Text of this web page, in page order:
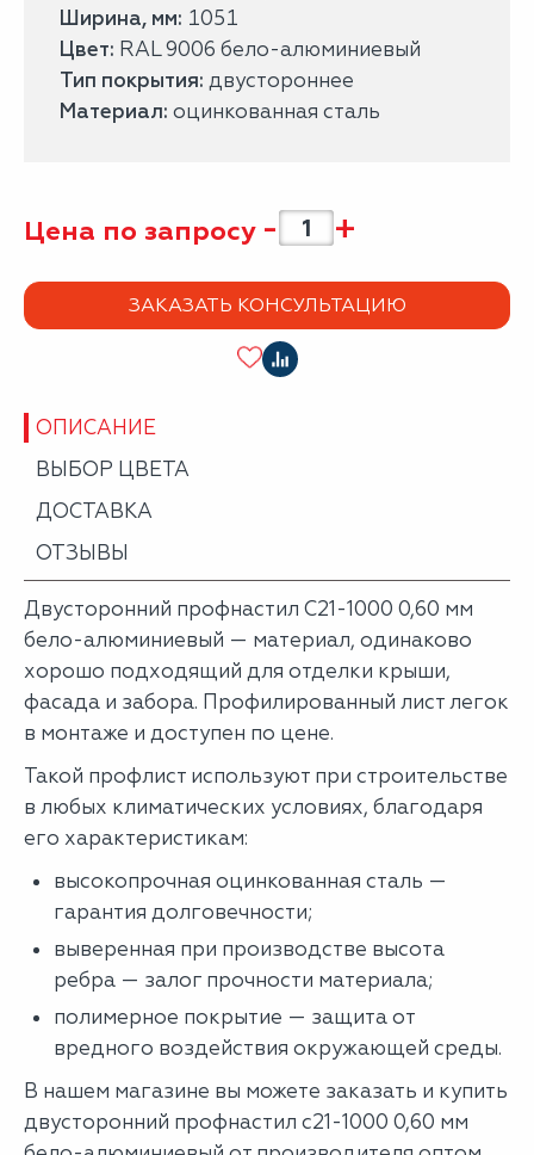
Ширина, мм: 1051
Цвет: RAL 9006 бело-алюминиевый
Тип покрытия: двустороннее
Материал: оцинкованная сталь
Цена по запросу - +
ЗАКАЗАТЬ КОНСУЛЬТАЦИЮ
ОПИСАНИЕ
ВЫБОР ЦВЕТА
ДОСТАВКА
ОТЗЫВЫ
Двусторонний профнастил С21-1000 0,60 мм
бело-алюминиевый — материал, одинаково
хорошо подходящий для отделки крыши,
фасада и забора. Профилированный лист легок
в монтаже и доступен по цене.
Такой профлист используют при строительстве
в любых климатических условиях, благодаря
его характеристикам:
высокопрочная оцинкованная сталь —
гарантия долговечности;
выверенная при производстве высота
ребра — залог прочности материала;
полимерное покрытие — защита от
вредного воздействия окружающей среды.
В нашем магазине вы можете заказать и купить
двусторонний профнастил с21-1000 0,60 мм